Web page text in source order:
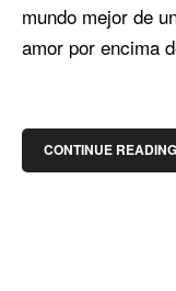
mundo mejor de
amor por encima
CONTINUE READING